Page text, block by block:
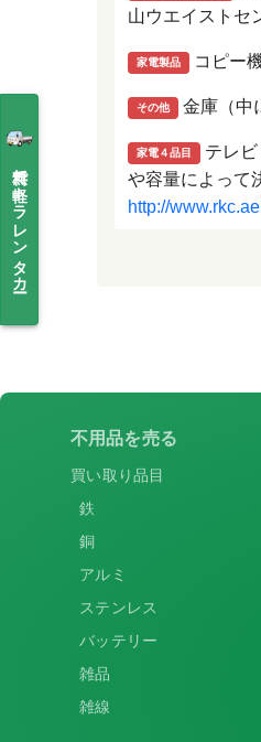
無料で軽トラレンタカー
山ウエイストセ
家電製品 コピー
その他 金庫（中
家電４品目
テレ
や容量によって
http://
不用品を売る
買い取り品目
鉄
銅
アルミ
ステンレス
バッテリー
雑品
雑線